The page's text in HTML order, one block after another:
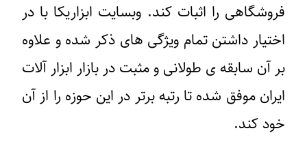
فروشگاهی را اثبات کند. وبسایت ابزاریکا با در
اختیار داشتن تمام ویژگی های ذکر شده و علاوه
بر آن سابقه ی طولانی و مثبت در بازار ابزار آلات
ایران موفق شده تا رتبه برتر در این حوزه را از آن
خود کند.